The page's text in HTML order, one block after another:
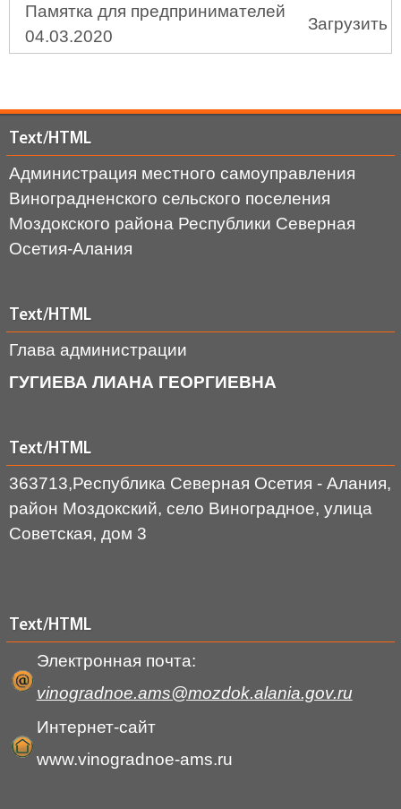
Памятка для предпринимателей
04.03.2020
Загрузить
Text/HTML
Администрация местного самоуправления
Виноградненского сельского поселения
Моздокского района Республики Северная
Осетия-Алания
Text/HTML
Глава администрации
ГУГИЕВА ЛИАНА ГЕОРГИЕВНА
Text/HTML
363713,Республика Северная Осетия - Алания,
район Моздокский, село Виноградное, улица
Советская, дом 3
Text/HTML
Электронная почта:
vinogradnoe.ams@mozdok.alania.gov.ru
Интернет-сайт
www.vinogradnoe-ams.ru